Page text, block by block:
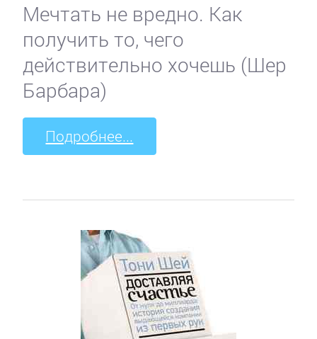
Мечтать не вредно. Как
получить то, чего
действительно хочешь (Шер
Барбара)
Подробнее...